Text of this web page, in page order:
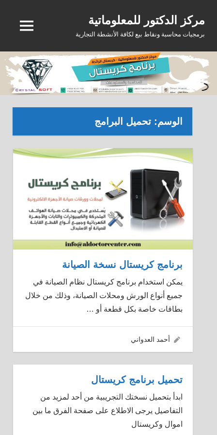
content
مركز الدكتور للمعلوماتية
برمجيات محاسبة ونقاط بيع لكافة الأنشطة التجارية MENU
الوسم: تحميل البرامج
برنامج كريستال نسخة الصيانة
يمكن استخدام برنامج كريستال نظام الصيانة في
جميع أنواع الورش ومحلات الصيانة، وذلك من خلال
بطاقات خاصة بكل قطعة أو …
04/06/2016
أحمد العدواني
تحميل برنامج كريستال
ابدأ بتحميل نسختك التجريبية من أحد لمزيد من
التفاصيل يرجى الاطلاع على صفحة الفرق ما بين
اموال وكريستال